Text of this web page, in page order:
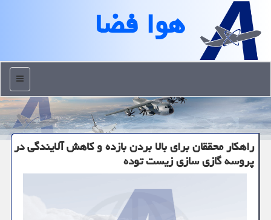
هوا فضا
منو
راهکار محققان برای بالا بردن بازده و کاهش آلایندگی در
پروسه گازی سازی زیست توده